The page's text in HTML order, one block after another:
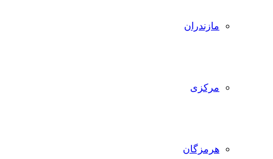
مازندران
مرکزی
هرمزگان